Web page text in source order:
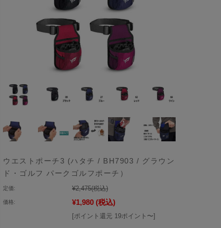
ウエストポーチ3 (ハタチ / BH7903 / グラウン
ド・ゴルフ パークゴルフポーチ）
定価: ¥2,475(税込)
価格: ¥1,980 (税込)
[ポイント還元 19ポイント〜]